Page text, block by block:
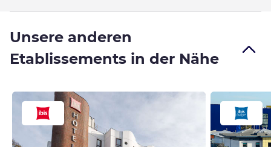
Unsere anderen
Etablissements in der Nähe